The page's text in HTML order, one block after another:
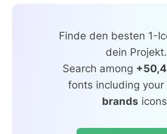
Finde den besten 1-
dein Projekt.
Search among
fonts including your
brands